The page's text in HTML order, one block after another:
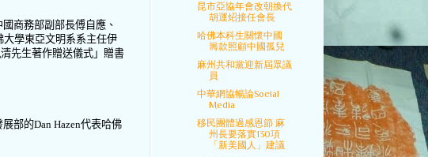
商務部副部長傅自應、
大學東亞文明系系主任伊
清先生著作贈送儀式」 贈書
展部的Dan Hazen代表哈佛
昆市亞協年會改朝換代
胡運炤接任會長
哈佛本科生關懷中國
籌款照顧中國孤兒
麻州共和黨迎新屆眾議
員
中華網協暢論Social
Media
移民團體過感恩節 麻
州長要落實130項
「新美國人」建議